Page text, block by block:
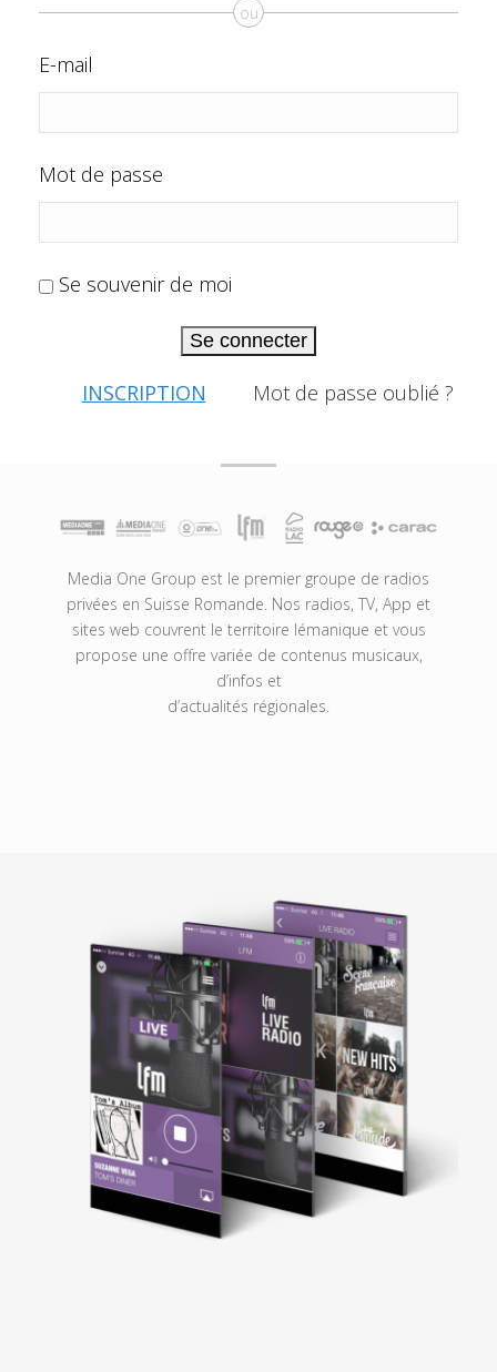
ou
E-mail
Mot de passe
Se souvenir de moi
Se connecter
INSCRIPTION Mot de passe oublié ?
Media One Group est le premier groupe de radios
privées en Suisse Romande. Nos radios, TV, App et
sites web couvrent le territoire lémanique et vous
propose une offre variée de contenus musicaux,
d’infos et
d’actualités régionales.